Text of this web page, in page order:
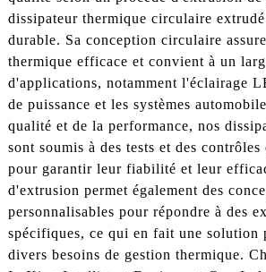
dissipateur thermique circulaire
durable. Sa conception circulaire
thermique efficace et convient à un
d'applications, notamment l'éclairage
de puissance et les systèmes
qualité et de la performance, nos
sont soumis à des tests et des
pour garantir leur fiabilité et leur
d'extrusion permet également des
personnalisables pour répondre à des
spécifiques, ce qui en fait une solution
divers besoins de gestion thermique.